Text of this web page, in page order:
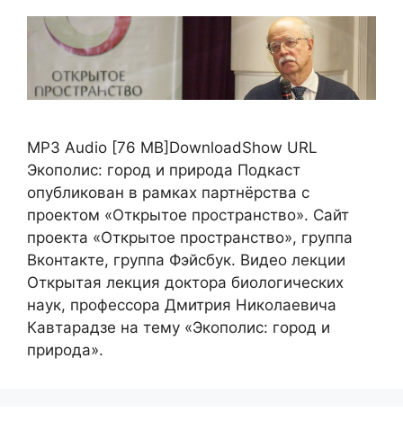
MP3 Audio [76 MB]DownloadShow URL
Экополис: город и природа Подкаст
опубликован в рамках партнёрства с
проектом «Открытое пространство». Сайт
проекта «Открытое пространство», группа
Вконтакте, группа Фэйсбук. Видео лекции
Открытая лекция доктора биологических
наук, профессора Дмитрия Николаевича
Кавтарадзе на тему «Экополис: город и
природа».